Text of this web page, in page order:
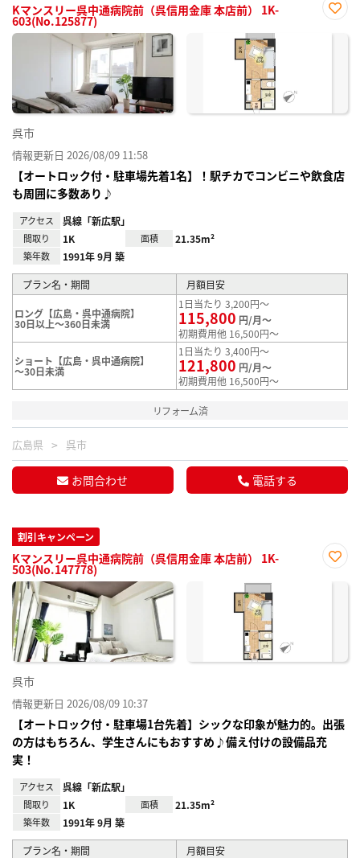
Kマンスリー呉中通病院前（呉信用金庫 本店前） 1K-
603(No.125877)
に入
呉市
情報更新日 2026/08/09 11:58
【オートロック付・駐車場先着1名】！駅チカでコンビニや飲食店
も周囲に多数あり♪
アクセス 呉線「新広駅」
間取り 1K 面積 21.35m²
築年数 1991年 9月 築
プラン名・期間 月額目安
ロング【広島・呉中通病院】
30日以上～360日未満
1日当たり 3,200円～
115,800 円/月～
初期費用他 16,500円～
ショート【広島・呉中通病院】
～30日未満
1日当たり 3,400円～
121,800 円/月～
初期費用他 16,500円～
リフォーム済
広島県 呉市
お問合わせ 電話する
割引キャンペーン
Kマンスリー呉中通病院前（呉信用金庫 本店前） 1K-
503(No.147778)
に入
呉市
情報更新日 2026/08/09 10:37
【オートロック付・駐車場1台先着】シックな印象が魅力的。出張
の方はもちろん、学生さんにもおすすめ♪備え付けの設備品充
実！
アクセス 呉線「新広駅」
間取り 1K 面積 21.35m²
築年数 1991年 9月 築
プラン名・期間 月額目安